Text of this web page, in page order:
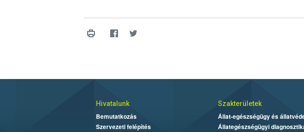
Hivatalunk
Bemutatkozás
Szervezeti felépítés
Szakterületek
Állat-egészségügy és
Állategészségügyi